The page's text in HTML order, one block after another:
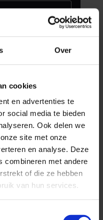
Over
cookies
en advertenties te
social media te bieden
Ook delen we
site met onze
en analyse. Deze
combineren met andere
of die ze hebben
van hun services.
die doet wij
onze andere
hebben we
de website
vernieuwen”